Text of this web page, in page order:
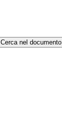
Cerca nel documento